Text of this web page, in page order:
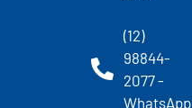
(12)
98844-
2077 -
WhatsApp